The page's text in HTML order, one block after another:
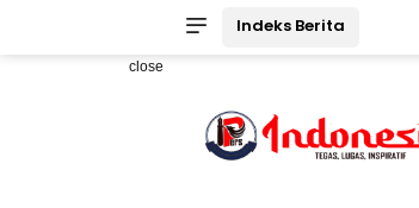
Indeks Berita
close